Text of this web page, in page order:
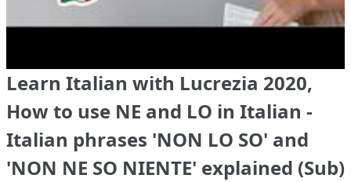
Learn Italian with Lucrezia 2020,
How to use NE and LO in Italian -
Italian phrases 'NON LO SO' and
'NON NE SO NIENTE' explained (Sub)